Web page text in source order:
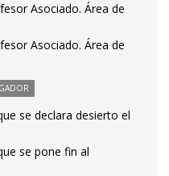
Asociado. Área de
Asociado. Área de
se declara desierto el
se pone fin al